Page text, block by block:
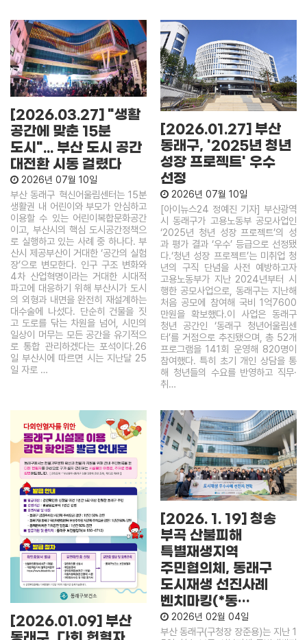
[2026.03.27] "생활
공간에 맞춘 15분
도시"... 부산 도시 공간
대전환 시동 걸렸다
2026년 07월 10일
부산 동래구 혁신어울림센터는 15분
생활권 내 어린이와 부모가 안심하고
이용할 수 있는 어린이복합문화공간
이고, 부산시의 핵심 도시공간정책으
로 실행하고 있는 사례 중 하나다. 부
산시 제공부산이 거대한 ‘공간의 실험
장’으로 변모한다. 인구 구조 변화와
4차 산업혁명이라는 거대한 시대적
파고에 대응하기 위해 부산시가 도시
의 외형과 내면을 완전히 재설계하는
대수술에 나섰다. 단순히 건물을 짓
고 도로를 닦는 차원을 넘어, 시민의
일상이 머무는 모든 공간을 유기적으
로 통합 관리하겠다는 포석이다.26
일 부산시에 따르면 시는 지난달 25
일 자로 …
[2026.01.27] 부산
동래구, '2025년 청년
성장 프로젝트' 우수
선정
2026년 07월 10일
[아이뉴스24 정예진 기자] 부산광역
시 동래구가 고용노동부 공모사업인
‘2025년 청년 성장 프로젝트’의 성
과 평가 결과 ‘우수’ 등급으로 선정됐
다.‘청년 성장 프로젝트’는 미취업 청
년의 구직 단념을 사전 예방하고자
고용노동부가 지난 2024년부터 시
행한 공모사업으로, 동래구는 지난해
처음 공모에 참여해 국비 1억7600
만원을 확보했다.이 사업은 동래구
청년 공간인 ‘동래구 청년어울림센
터’를 거점으로 추진됐으며, 총 52개
프로그램을 141회 운영해 820명이
참여했다. 특히 초기 개인 상담을 통
해 청년들의 수요를 반영하고 직무·
취…
[2026.01.09] 부산
[2026. 1. 19] 청송
부곡 산불피해
특별재생지역
주민협의체, 동래구
도시재생 선진사례
벤치마킹(*동…
2026년 02월 04일
부산 동래구(구청장 장준용)는 지난 1